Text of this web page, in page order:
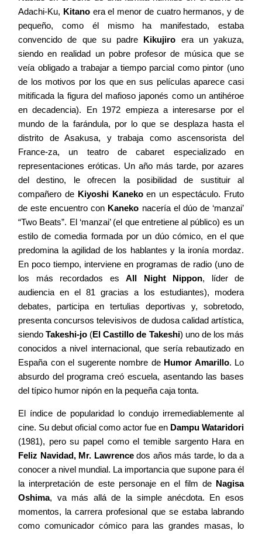
Adachi-Ku, Kitanoera el menor de cuatro hermanos, y de
pequeño, como él mismo ha manifestado, estaba
convencido de que su padre Kikujiro era un yakuza,
siendo en realidad un pobre profesor de música que se
veía obligado a trabajar a tiempo parcial como pintor (uno
de los motivos por los que en sus películas aparece casi
mitificada la figura del mafioso japonés como un antihéroe
en decadencia). En 1972 empieza a interesarse por el
mundo de la farándula, por lo que se desplaza hasta el
distrito de Asakusa, y trabaja como ascensorista del
France-za, un teatro de cabaret especializado en
representaciones eróticas. Un año más tarde, por azares
del destino, le ofrecen la posibilidad de sustituir al
compañero de Kiyoshi Kanekoen un espectáculo. Fruto
de este encuentro con Kaneko nacería el dúo de ‘manzai’
“Two Beats”. El ‘manzai’ (el que entretiene al público) es un
estilo de comedia formada por un dúo cómico, en el que
predomina la agilidad de los hablantes y la ironía mordaz.
En poco tiempo, interviene en programas de radio (uno de
los más recordados es All Night Nippon, líder de
audiencia en el 81 gracias a los estudiantes), modera
debates, participa en tertulias deportivas y, sobretodo,
presenta concursos televisivos de dudosa calidad artística,
siendoTakeshi-jo (El Castillo de Takeshi) uno de los más
conocidos a nivel internacional, que sería rebautizado en
España con el sugerente nombre de Humor Amarillo. Lo
absurdo del programa creó escuela, asentando las bases
del típico humor nipón en la pequeña caja tonta.
El índice de popularidad lo condujo irremediablemente al
cine. Su debut oficial como actor fue en Dampu Wataridori
(1981), pero su papel como el temible sargento Hara en
Feliz Navidad, Mr. Lawrencedos años más tarde, lo da a
conocer a nivel mundial. La importancia que supone para él
la interpretación de este personaje en el film de Nagisa
Oshima, va más allá de la simple anécdota. En esos
momentos, la carrera profesional que se estaba labrando
como comunicador cómico para las grandes masas, lo